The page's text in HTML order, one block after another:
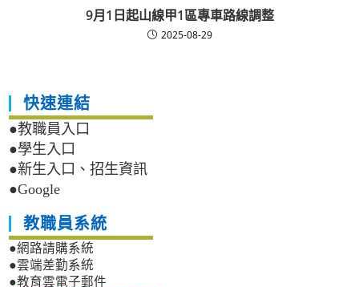
9月1日起山線甲1區專車路線調整
2025-08-29
快速連結
●教職員入口
●學生入口
●新生入口、招生資訊
●Google
教職員系統
●網路請購系統
●雲端差勤系統
●教育雲電子郵件